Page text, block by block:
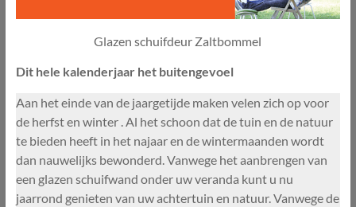
Glazen schuifdeur Zaltbommel
Dit hele kalenderjaar het buitengevoel
Aan het einde van de jaargetijde maken velen zich op voor
de herfst en winter . Al het schoon dat de tuin en de natuur
te bieden heeft in het najaar en de wintermaanden wordt
dan nauwelijks bewonderd. Vanwege het aanbrengen van
een glazen schuifwand onder uw veranda kunt u nu
jaarrond genieten van uw achtertuin en natuur. Vanwege de